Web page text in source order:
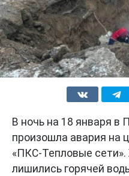
В ночь на 18 января в
произошла авария на
«ПКС-Тепловые сети».
лишились горячей